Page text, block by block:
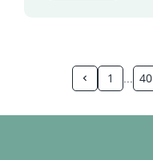
1 40